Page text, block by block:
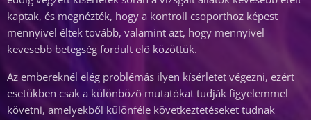
kaptak, és megnézték, hogy a kontroll csoporthoz képest
mennyivel éltek tovább, valamint azt, hogy mennyivel
kevesebb betegség fordult elő közöttük.
Az embereknél elég problémás ilyen kísérletet végezni, ezért
esetükben csak a különböző mutatókat tudják figyelemmel
követni, amelyekből különféle következtetéseket tudnak